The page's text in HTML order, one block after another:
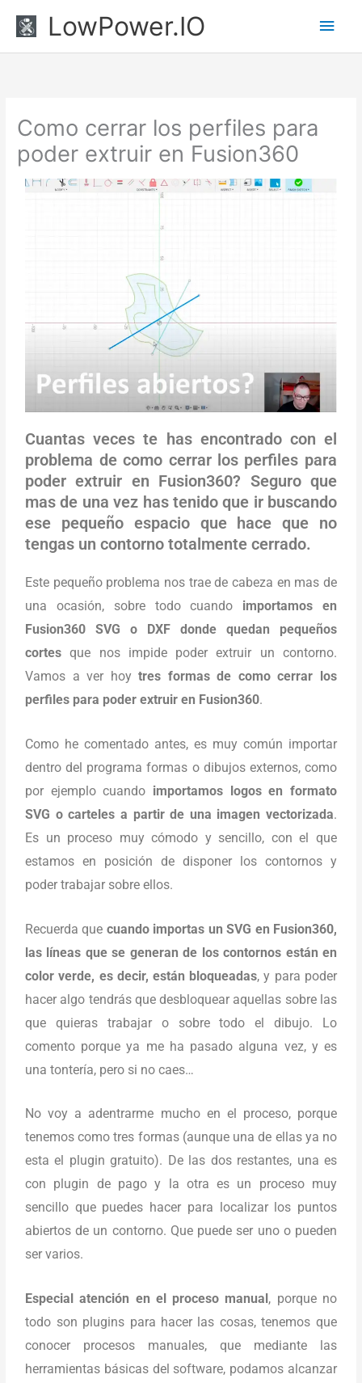
LowPower.IO
Como cerrar los perfiles para
poder extruir en Fusion360
Cuantas veces te has encontrado con el
problema de como cerrar los perfiles para
poder extruir en Fusion360? Seguro que
mas de una vez has tenido que ir buscando
ese pequeño espacio que hace que no
tengas un contorno totalmente cerrado.
Este pequeño problema nos trae de cabeza en mas de
una ocasión, sobre todo cuando importamos en
Fusion360 SVG o DXF donde quedan pequeños
cortes que nos impide poder extruir un contorno.
Vamos a ver hoytres formas de como cerrar los
perfiles para poder extruir en Fusion360.
Como he comentado antes, es muy común importar
dentro del programa formas o dibujos externos, como
por ejemplo cuando importamos logos en formato
SVG o carteles a partir de una imagen vectorizada.
Es un proceso muy cómodo y sencillo, con el que
estamos en posición de disponer los contornos y
poder trabajar sobre ellos.
Recuerda que cuando importas un SVG en Fusion360,
las líneas que se generan de los contornos están en
color verde, es decir, están bloqueadas, y para poder
hacer algo tendrás que desbloquear aquellas sobre las
que quieras trabajar o sobre todo el dibujo. Lo
comento porque ya me ha pasado alguna vez, y es
una tontería, pero si no caes…
No voy a adentrarme mucho en el proceso, porque
tenemos como tres formas (aunque una de ellas ya no
esta el plugin gratuito). De las dos restantes, una es
con plugin de pago y la otra es un proceso muy
sencillo que puedes hacer para localizar los puntos
abiertos de un contorno. Que puede ser uno o pueden
ser varios.
Especial atención en el proceso manual, porque no
todo son plugins para hacer las cosas, tenemos que
conocer procesos manuales, que mediante las
herramientas básicas del software, podamos alcanzar